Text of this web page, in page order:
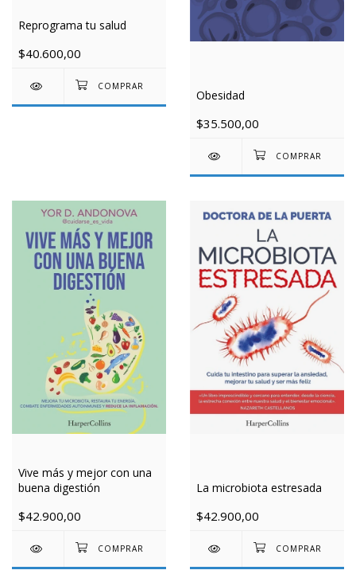
Reprograma tu salud
$40.600,00
Obesidad
$35.500,00
Vive más y mejor con una
buena digestión
$42.900,00
La microbiota estresada
$42.900,00